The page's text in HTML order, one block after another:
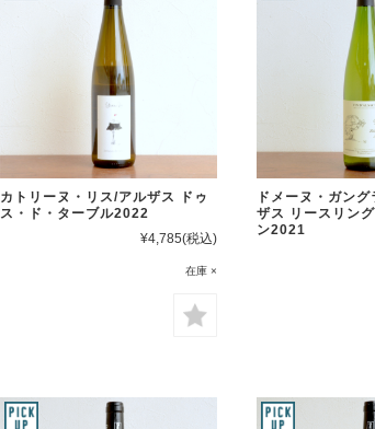
カトリーヌ・リス/アルザス ドゥ
ス・ド・ターブル2022
¥4,785(税込)
在庫 ×
ドメーヌ・ガン
ザス リースリン
ン2021